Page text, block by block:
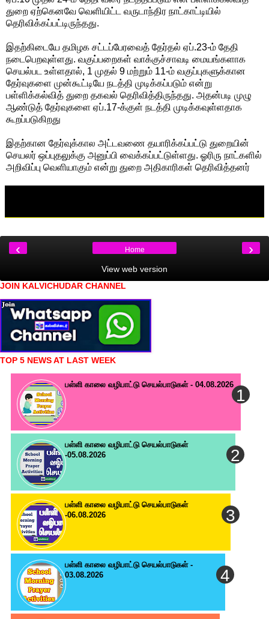
துறை ஏற்கெனவே வெளியிட்ட வருடாந்திர நாட்காட்டியில்
தெரிவிக்கப்பட்டிருந்தது.
இதற்கிடையே தமிழக சட்டப்பேரவைத் தேர்தல் ஏப்.23-ம் தேதி
நடைபெறவுள்ளது. வகுப்பறைகள் வாக்குச்சாவடி மையங்களாக
செயல்பட உள்ளதால், 1 முதல் 9 மற்றும் 11-ம் வகுப்புகளுக்கான
தேர்வுகளை முன்கூட்டியே நடத்தி முடிக்கப்படும் என்று
பள்ளிக்கல்வித் துறை தகவல் தெரிவித்திருந்தது. அதன்படி முழு
ஆண்டுத் தேர்வுகளை ஏப்.17-க்குள் நடத்தி முடிக்கவுள்ளதாக
கூறப்படுகிறது
இதற்கான தேர்வுக்கால அட்டவணை தயாரிக்கப்பட்டு துறையின்
செயலர் ஒப்புதலுக்கு அனுப்பி வைக்கப்பட்டுள்ளது. ஓரிரு நாட்களில்
அறிவிப்பு வெளியாகும் என்று துறை அதிகாரிகள் தெரிவித்தனர்
‹ ›
Home
View web version
JOIN KALVICHUDAR CHANNEL
TOP 5 NEWS AT LAST WEEK
பள்ளி காலை வழிபாட்டு செயல்பாடுகள் - 04.08.2026
பள்ளி காலை வழிபாட்டு செயல்பாடுகள்
-05.08.2026
பள்ளி காலை வழிபாட்டு செயல்பாடுகள்
-06.08.2026
பள்ளி காலை வழிபாட்டு செயல்பாடுகள் -
03.08.2026